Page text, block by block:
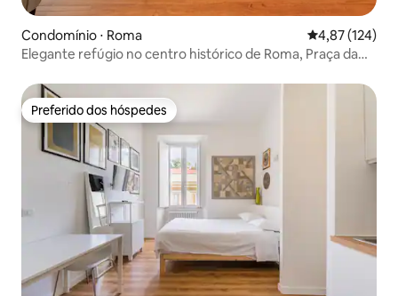
Condomínio ⋅ Roma 4,87 de uma
4,87 (124)
Elegante refúgio no centro histórico de Roma, Praça da
Preferido dos hóspedes
Preferido dos hóspedes